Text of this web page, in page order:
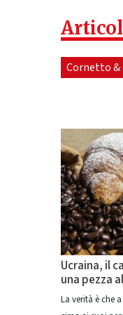
Cornetto &
Ucraina, il
una pezza
La verità è che